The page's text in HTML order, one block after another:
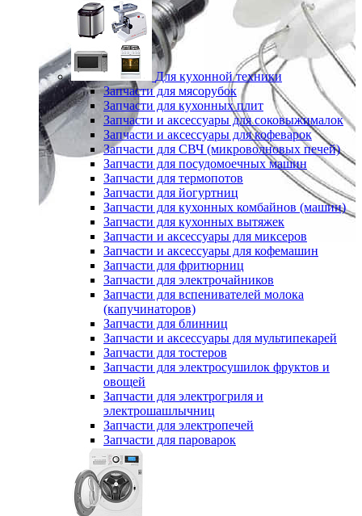
Для кухонной техники
Запчасти для мясорубок
Запчасти для кухонных плит
Запчасти и аксессуары для соковыжималок
Запчасти и аксессуары для кофеварок
Запчасти для СВЧ (микроволновых печей)
Запчасти для посудомоечных машин
Запчасти для термопотов
Запчасти для йогуртниц
Запчасти для кухонных комбайнов (машин)
Запчасти для кухонных вытяжек
Запчасти и аксессуары для миксеров
Запчасти и аксессуары для кофемашин
Запчасти для фритюрниц
Запчасти для электрочайников
Запчасти для вспенивателей молока
(капучинаторов)
Запчасти для блинниц
Запчасти и аксессуары для мультипекарей
Запчасти для тостеров
Запчасти для электросушилок фруктов и
овощей
Запчасти для электрогриля и
электрошашлычниц
Запчасти для электропечей
Запчасти для пароварок